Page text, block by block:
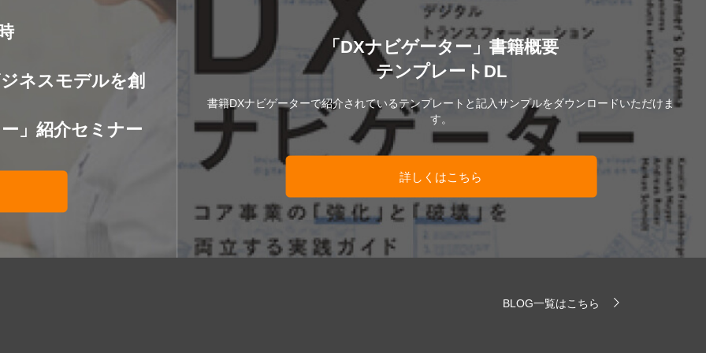
ネスモデルを創
」紹介セミナー
「DXナビゲーター」書籍概要
テンプレートDL
書籍DXナビゲーターで紹介されているテンプレートと記入サンプルをダウンロードいただけま
す。
詳しくはこちら
BLOG一覧はこちら